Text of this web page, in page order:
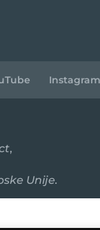
Instagram
,
Unije.